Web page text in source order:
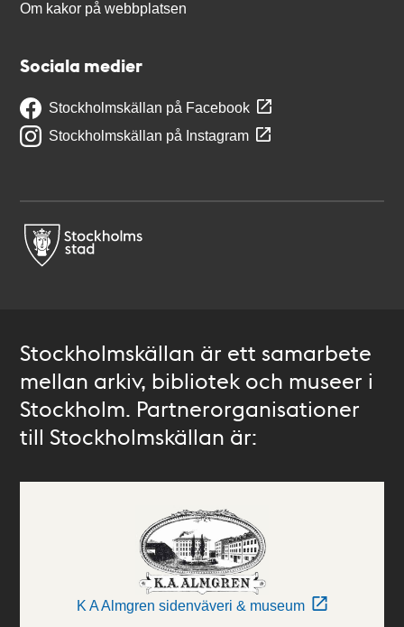
Om kakor på webbplatsen
Sociala medier
Stockholmskällan på Facebook
Stockholmskällan på Instagram
Stockholmskällan är ett samarbete
mellan arkiv, bibliotek och museer i
Stockholm. Partnerorganisationer
till Stockholmskällan är:
K A Almgren sidenväveri & museum